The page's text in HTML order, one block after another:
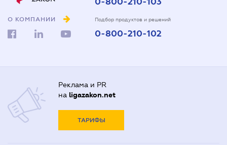
О КОМПАНИИ Подбор продуктов и решений
0-800-210-102
Реклама и PR
на ligazakon.net
ТАРИФЫ